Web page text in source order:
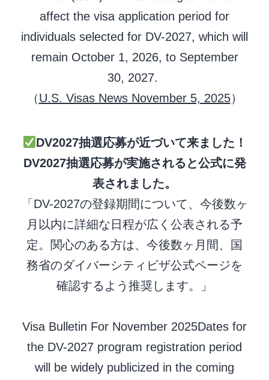
affect the visa application period for
individuals selected for DV-2027, which will
remain October 1, 2026, to September
30, 2027.
（U.S. Visas News November 5, 2025）
DV2027抽選応募が近づいて来ました！
DV2027抽選応募が実施されると公式に発
表されました。
「DV-2027の登録期間について、今後数ヶ
月以内に詳細な日程が広く公表される予
定。関心のある方は、今後数ヶ月間、国
務省のダイバーシティビザ公式ページを
確認するよう推奨します。」
Visa Bulletin For November 2025Dates for
the DV-2027 program registration period
will be widely publicized in the coming